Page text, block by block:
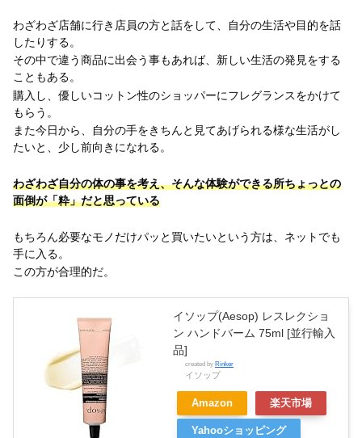
わざわざ店舗に行き店員の方と話をして、自分の生活や目的を話
したりする。
その中で違う商品に出会う事もあれば、新しい生活の発見をする
こともある。
購入し、優しいコットン性のショッパーにフレグランスをかけて
もらう。
また今日から、自分の手をきちんと見てあげられる様な生活がし
たいと、少し前向きになれる。
わざわざ自分の体の事を考え、そんな体験ができる所ちょっとの
面倒が「粋」だと思っている
もちろん必要なモノだけパッと買いたいという方は、ネットでも
手に入る。
この方が合理的だ。
イソップ(Aesop) レスレクショ
ン ハンドバーム 75ml [並行輸入
品]
created by Rinker
イソップ
Amazon 楽天市場
Yahooショッピング